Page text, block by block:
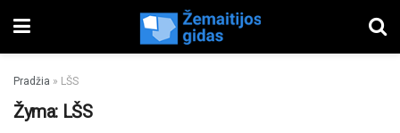
Pradžia » LŠS
Žyma: LŠS